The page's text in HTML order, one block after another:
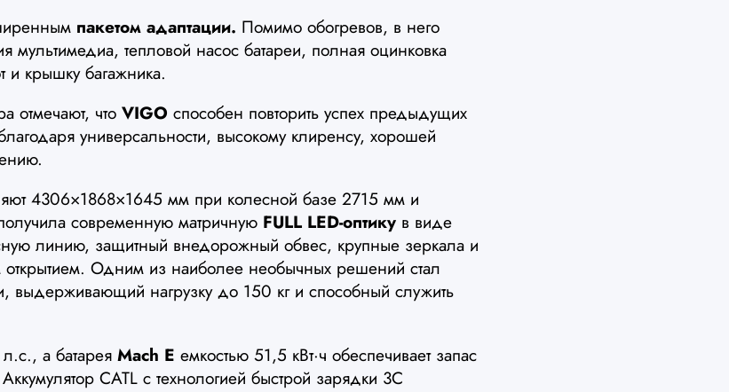
пакетом адаптации. Помимо обогревов, в него
мультимедиа, тепловой насос батареи, полная оцинковка
и крышку багажника.
отмечают, что VIGO способен повторить успех предыдущих
универсальности, высокому клиренсу, хорошей
4306×1868×1645 мм при колесной базе 2715 мм и
современную матричную FULL LED-оптику в виде
линию, защитный внедорожный обвес, крупные зеркала и
Одним из наиболее необычных решений стал
выдерживающий нагрузку до 150 кг и способный служить
а батарея Mach E емкостью 51,5 кВт·ч обеспечивает запас
CATL с технологией быстрой зарядки 3C